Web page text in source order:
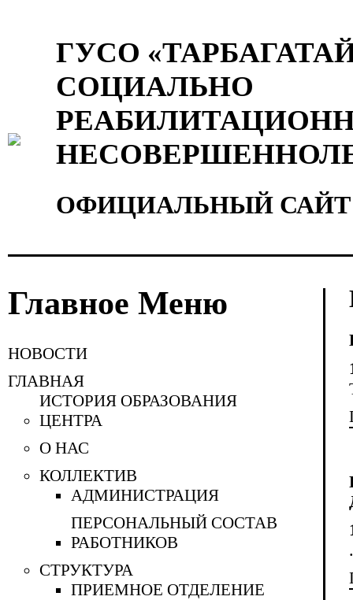
ГУСО
СОЦИАЛЬНО
ОФИЦИАЛЬНЫЙ САЙТ
Главное Меню
НОВОСТИ
ГЛАВНАЯ
ИСТОРИЯ ОБРАЗОВАНИЯ
ЦЕНТРА
О НАС
КОЛЛЕКТИВ
АДМИНИСТРАЦИЯ
ПЕРСОНАЛЬНЫЙ СОСТАВ
РАБОТНИКОВ
СТРУКТУРА
ПРИЕМНОЕ ОТДЕЛЕНИЕ